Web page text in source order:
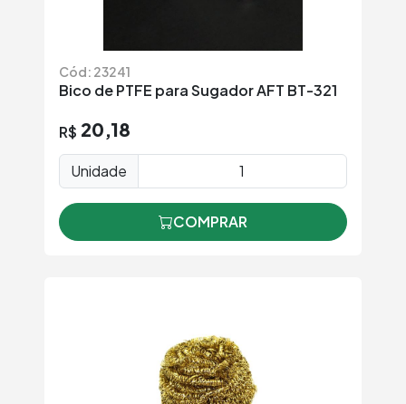
Cód: 23241
Bico de PTFE para Sugador AFT BT-321
R$ 20,18
Unidade
COMPRAR